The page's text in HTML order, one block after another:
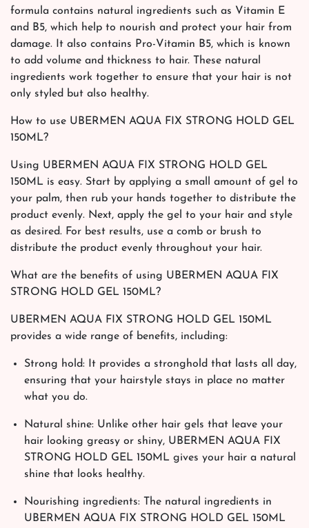
formula contains natural ingredients such as Vitamin E
and B5, which help to nourish and protect your hair from
damage. It also contains Pro-Vitamin B5, which is known
to add volume and thickness to hair. These natural
ingredients work together to ensure that your hair is not
only styled but also healthy.
How to use UBERMEN AQUA FIX STRONG HOLD GEL
150ML?
Using UBERMEN AQUA FIX STRONG HOLD GEL
150ML is easy. Start by applying a small amount of gel to
your palm, then rub your hands together to distribute the
product evenly. Next, apply the gel to your hair and style
as desired. For best results, use a comb or brush to
distribute the product evenly throughout your hair.
What are the benefits of using UBERMEN AQUA FIX
STRONG HOLD GEL 150ML?
UBERMEN AQUA FIX STRONG HOLD GEL 150ML
provides a wide range of benefits, including:
Strong hold: It provides a stronghold that lasts all day,
ensuring that your hairstyle stays in place no matter
what you do.
Natural shine: Unlike other hair gels that leave your
hair looking greasy or shiny, UBERMEN AQUA FIX
STRONG HOLD GEL 150ML gives your hair a natural
shine that looks healthy.
Nourishing ingredients: The natural ingredients in
UBERMEN AQUA FIX STRONG HOLD GEL 150ML